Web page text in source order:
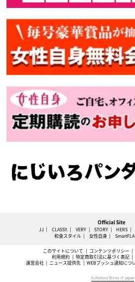
Official Site
JJ CLASSY. VERY STORY HERS
和食スタイル
女性自身
このサイトについて コンテンツポリシー
利用規約
特定商取引法に基づく表記
運営会社
ニュース提供先 WEBプッシュ通知につ